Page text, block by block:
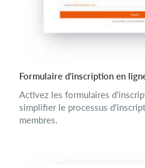
Formulaire d'inscription en
Activez les formulaires
simplifier le processus
membres.